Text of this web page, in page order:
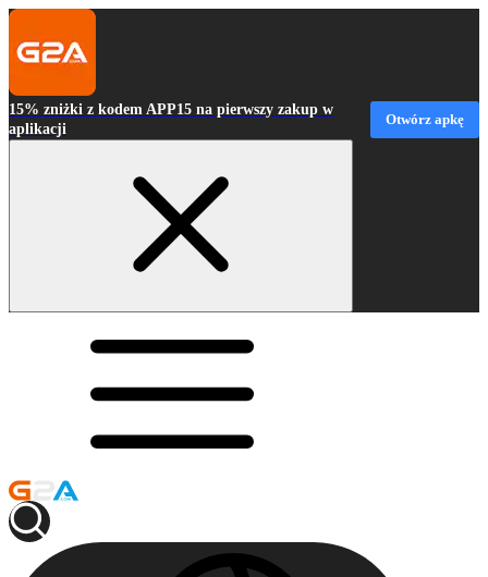
15% zniżki z kodem APP15 na pierwszy zakup w
aplikacji
Otwórz apkę